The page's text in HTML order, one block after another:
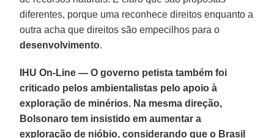
diferentes, porque uma reconhece direitos enquanto a
outra acha que direitos são empecilhos para o
desenvolvimento.
IHU On-Line — O governo petista também foi
criticado pelos ambientalistas pelo apoio à
exploração de minérios. Na mesma direção,
Bolsonaro tem insistido em aumentar a
exploração de nióbio, considerando que o Brasil